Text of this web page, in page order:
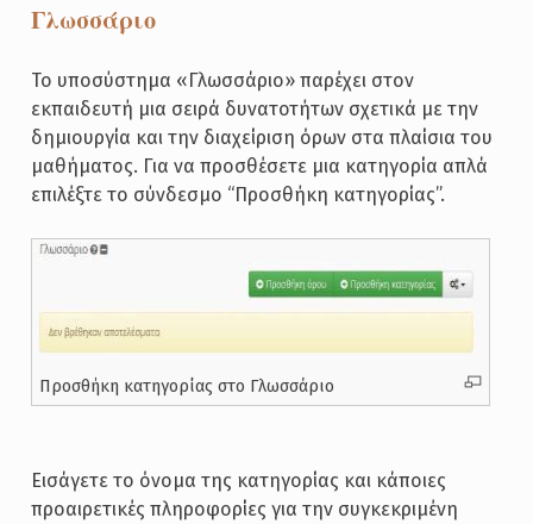
Γλωσσάριο
Το υποσύστημα «Γλωσσάριο» παρέχει στον
εκπαιδευτή μια σειρά δυνατοτήτων σχετικά με την
δημιουργία και την διαχείριση όρων στα πλαίσια του
μαθήματος. Για να προσθέσετε μια κατηγορία απλά
επιλέξτε το σύνδεσμο “Προσθήκη κατηγορίας”.
Προσθήκη κατηγορίας στο Γλωσσάριο
Εισάγετε το όνομα της κατηγορίας και κάποιες
προαιρετικές πληροφορίες για την συγκεκριμένη